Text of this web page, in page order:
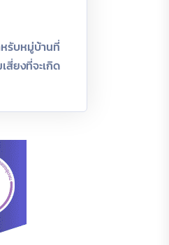
รับหมู่บ้านที่
สี่ยงที่จะเกิด